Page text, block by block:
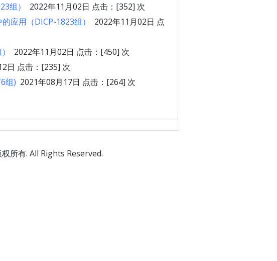
组） 2022年11月02日 点击：[352] 次
应用（DICP-1823组）
2022年11月02日 点
2022年11月02日 点击：[450] 次
日 点击：[235] 次
组) 2021年08月17日 点击：[264] 次
所有. All Rights Reserved.